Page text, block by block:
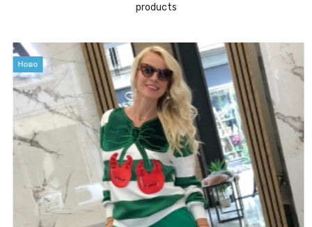
products
Ново